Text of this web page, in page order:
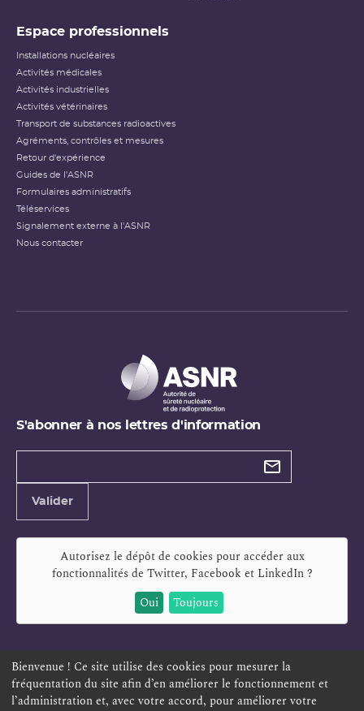
Espace professionnels
Installations nucléaires
Activités médicales
Activités industrielles
Activités vétérinaires
Transport de substances radioactives
Agréments, contrôles et mesures
Retour d'expérience
Guides de l'ASNR
Formulaires administratifs
Téléservices
Signalement externe à l'ASNR
Nous contacter
S'abonner à nos lettres d'information
Types de
Valider
Autorisez le dépôt de cookies pour accéder aux
fonctionnalités de Twitter, Facebook et LinkedIn?
Oui
Toujours
ESPACE PERSONNEL OFFRES D'EMPLOI SIGNALEMENT
TÉLÉSERVICES PLAN DU SITE
Bienvenue ! Ce site utilise des cookies pour mesurer la
fréquentation du site afin d’en améliorer le fonctionnement et
l’administration et, avec votre accord, pour améliorer votre